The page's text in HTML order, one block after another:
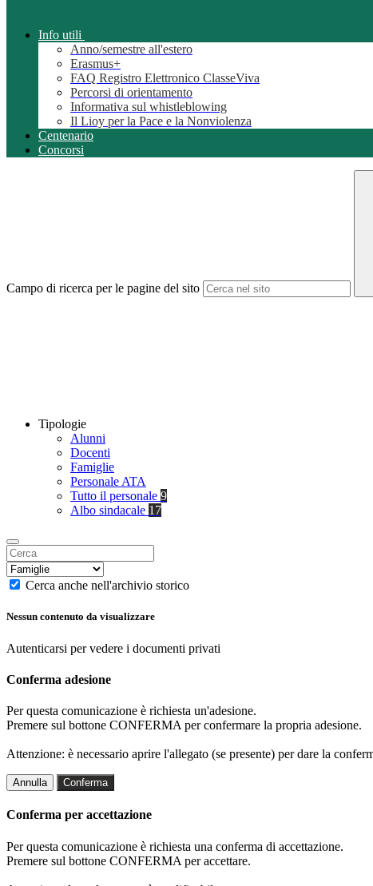
Info utili
Anno/semestre all'estero
Erasmus+
FAQ Registro Elettronico ClasseViva
Percorsi di orientamento
Informativa sul whistleblowing
Il Lioy per la Pace e la Nonviolenza
Centenario
Concorsi
Campo di ricerca per le pagine del sito
Tipologie
Alunni
Docenti
Famiglie
Personale ATA
Tutto il personale 9
Albo sindacale 17
Cerca anche nell'archivio storico
Nessun contenuto da visualizzare
Autenticarsi per vedere i documenti privati
Conferma adesione
Per questa comunicazione è richiesta un'adesione.
Premere sul bottone CONFERMA per confermare la propria adesione.
Attenzione: è necessario aprire l'allegato (se presente) per dare la
Annulla Conferma
Conferma per accettazione
Per questa comunicazione è richiesta una conferma di accettazione.
Premere sul bottone CONFERMA per accettare.